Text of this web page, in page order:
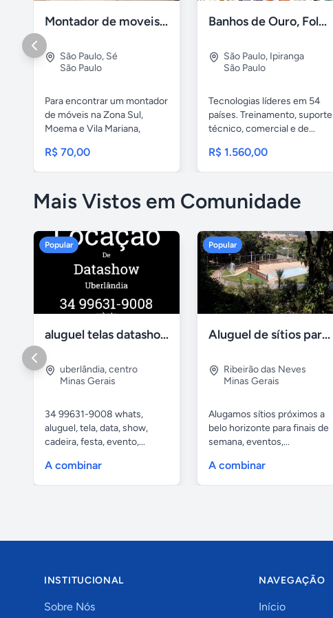
Montador de moveis zona sul moema, vila mariana
São Paulo, Sé
São Paulo
Para encontrar um montador
de móveis na Zona Sul,
Moema e Vila Mariana,
R$ 70,00
Banhos de Ouro, Folheação Portátil, Metalização e mais!
São Paulo, Ipiranga
São Paulo
Tecnologias líderes em 54
países. Treinamento, suporte
técnico, comercial e de...
R$ 1.560,00
Mais Vistos em Comunidade
Popular
aluguel telas datashow cadeiras uberlândia
uberlândia,centro
Minas Gerais
34 99631-9008 whats,
aluguel, tela, data, show,
cadeira, festa, evento,...
A combinar
Popular
Aluguel de sítios para festas e eventos em BH
Ribeirão das Neves
Minas Gerais
Alugamos sítios próximos a
belo horizonte para finais de
semana, eventos,...
A combinar
INSTITUCIONAL
Sobre Nós
NAVEGAÇÃO
Início